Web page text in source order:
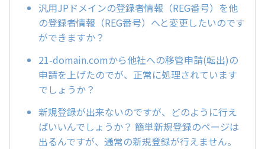
汎用JPドメインの登録者情報（REG番号）を他
の登録者情報（REG番号）へと変更したいのです
ができますか？
21-domain.comから他社への移管申請(転出)の
申請を上げたのでが、正常に処理されています
でしょうか？
新規登録が出来ないのですが、どのように行え
ばいいんでしょうか？ 簡単新規登録のページは
出るんですが、通常の新規登録が行えません。